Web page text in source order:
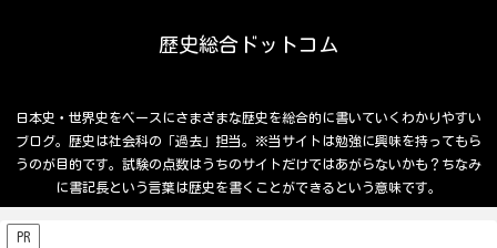
歴史総合ドットコム
日本史・世界史をベースにさまざまな歴史を総合的に書いていくわかりやすい
ブログ。歴史は社会科の「過去」担当。※当サイトは勉強に興味を持ってもら
うのが目的です。試験の点数はうちのサイトだけではあがらないかも？ちなみ
に書記長という言葉は歴史を書くことができるという意味です。
PR